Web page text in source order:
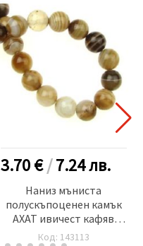
3.70 €/7.24лв.
Наниз мъниста
полускъпоценен камък
АХАТ ивичест кафяв
топче 8 мм ±62 броя
Код: 143113